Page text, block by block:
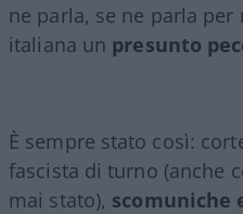
ne parla, se ne parla
italiana un presunto
È sempre stato così:
fascista di turno (anche
mai stato), scomuniche